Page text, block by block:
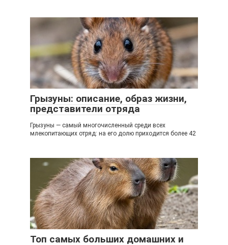
Грызуны: описание, образ жизни,
представители отряда
Грызуны — самый многочисленный среди всех
млекопитающих отряд: на его долю приходится более 42
Топ самых больших домашних и